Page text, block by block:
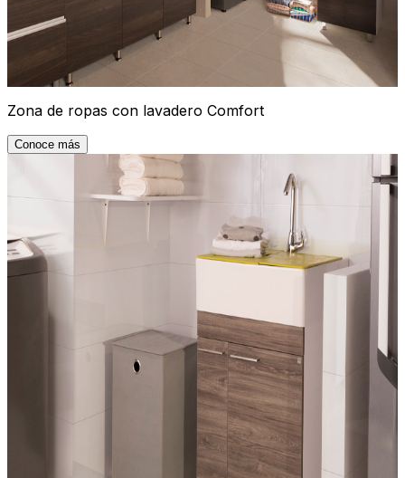
Zona de ropas con lavadero Comfort
Conoce más